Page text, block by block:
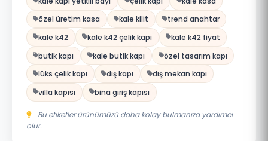
özel üretim kasa
kale kilit
trend anahtar
kale k42
kale k42 çelik kapı
kale k42 fiyat
butik kapı
kale butik kapı
özel tasarım kapı
lüks çelik kapı
dış kapı
dış mekan kapı
villa kapısı
bina giriş kapısı
Bu etiketler ürünümüzü daha kolay bulmanıza yardımcı
olur.